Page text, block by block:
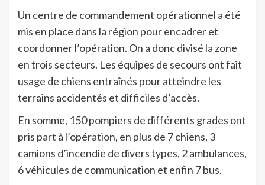
Un centre de commandement opérationnel a été
mis en place dans la région pour encadrer et
coordonner l’opération. On a donc divisé la zone
en trois secteurs. Les équipes de secours ont fait
usage de chiens entraînés pour atteindre les
terrains accidentés et difficiles d’accès.
En somme, 150 pompiers de différents grades ont
pris part à l’opération, en plus de 7 chiens, 3
camions d’incendie de divers types, 2 ambulances,
6 véhicules de communication et enfin 7 bus.